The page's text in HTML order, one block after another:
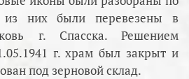
из них были перевезены в
г. Спасска. Решением
г. храм был закрыт и
под зерновой склад.